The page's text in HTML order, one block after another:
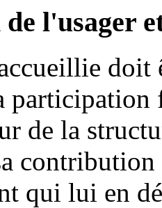
l'usager
participation
de la
qui lui en